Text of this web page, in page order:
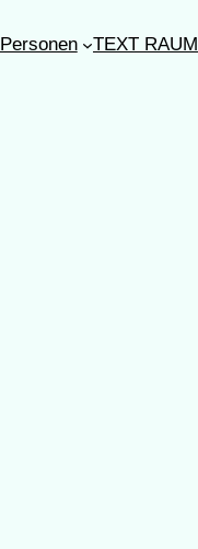
Personen TEXT RAUM